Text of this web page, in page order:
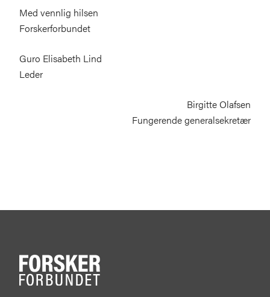
Med vennlig hilsen
Forskerforbundet
Guro Elisabeth Lind
Leder
Birgitte Olafsen
Fungerende generalsekretær